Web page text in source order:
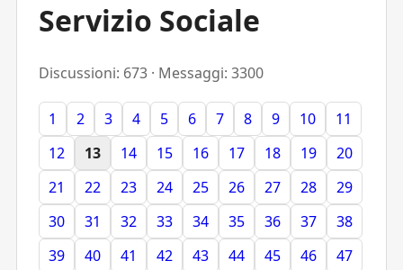
Servizio Sociale
Discussioni: 673 · Messaggi: 3300
1 2 3 4 5 6 7 8 9 10
11
12
13 14 15 16 17 18 19
20
21
22 23 24 25 26 27 28
29
30
31 32 33 34 35 36 37
38
39
40 41 42 43 44 45 46
47